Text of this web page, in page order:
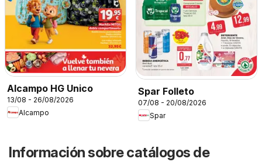
Alcampo HG Unico
13/08 - 26/08/2026
Alcampo
Spar Folleto
07/08 - 20/08/2026
Spar
Información sobre catálogos de